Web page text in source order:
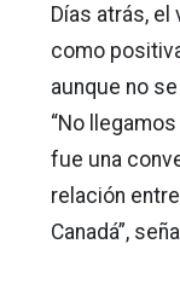
Días atrás,
como
aunque no
“No
fue una
relación
Canadá”,